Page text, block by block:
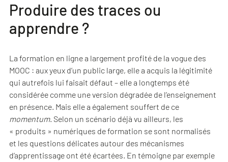
Produire des traces ou
apprendre ?
La formation en ligne a largement profité de la vogue des
MOOC : aux yeux d’un public large, elle a acquis la légitimité
qui autrefois lui faisait défaut – elle a longtemps été
considérée comme une version dégradée de l’enseignement
en présence. Mais elle a également souffert de ce
momentum. Selon un scénario déjà vu ailleurs, les
« produits » numériques de formation se sont normalisés
et les questions délicates autour des mécanismes
d’apprentissage ont été écartées. En témoigne par exemple